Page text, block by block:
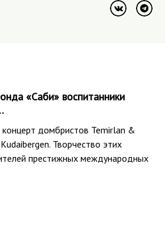
«Саби» воспитанники
концерт домбристов Temirlan &
Творчество этих
престижных международных